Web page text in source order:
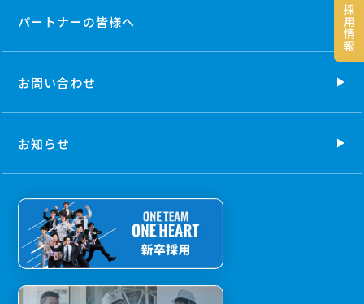
採
用
情
報
パートナーの皆様へ
お問い合わせ
お知らせ